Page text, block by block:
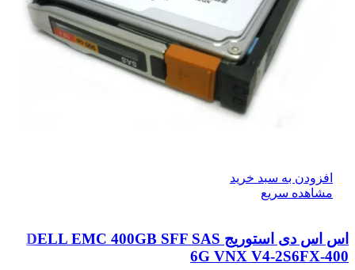
افزودن به سبد خرید
مشاهده سریع
اس اس دی استوریج DELL EMC 400GB SFF SAS
6G VNX V4-2S6FX-400